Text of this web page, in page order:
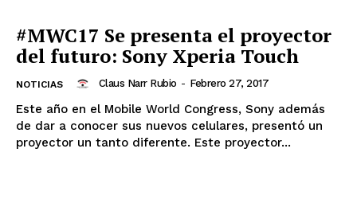
#MWC17 Se presenta el proyector
del futuro: Sony Xperia Touch
NOTICIAS Claus Narr Rubio - Febrero 27, 2017
Este año en el Mobile World Congress, Sony además
de dar a conocer sus nuevos celulares, presentó un
proyector un tanto diferente. Este proyector...